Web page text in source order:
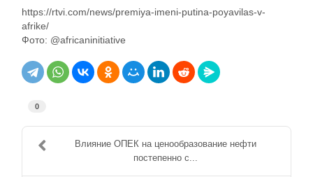
https://rtvi.com/news/premiya-imeni-putina-poyavilas-v-
afrike/
Фото: @africaninitiative
0
Влияние ОПЕК на ценообразование нефти
постепенно с...